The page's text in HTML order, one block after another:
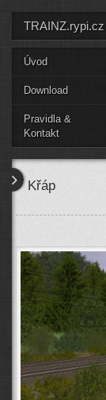
TRAINZ.rypi.cz
Úvod
Download
Pravidla &
Kontakt
Křáp